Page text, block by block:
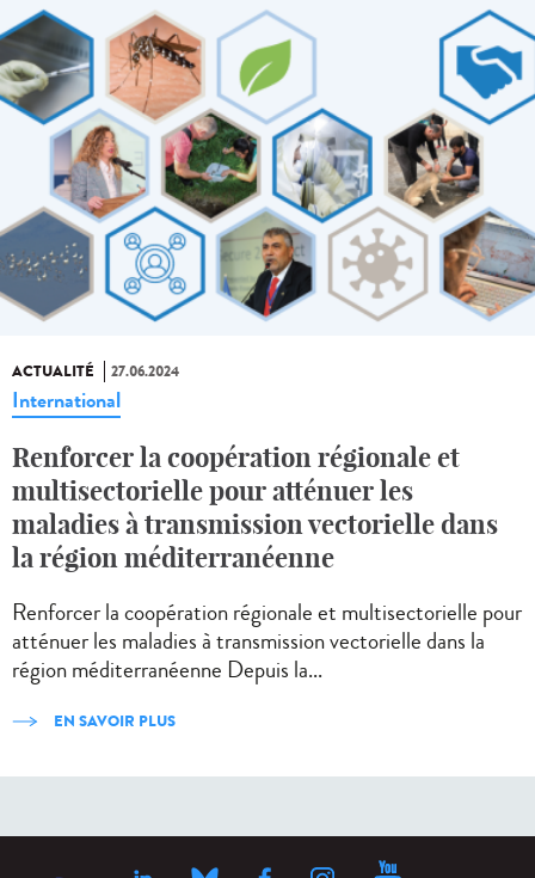
ACTUALITÉ 27.06.2024
International
Renforcer la coopération régionale et
multisectorielle pour atténuer les
maladies à transmission vectorielle dans
la région méditerranéenne
Renforcer la coopération régionale et multisectorielle pour
atténuer les maladies à transmission vectorielle dans la
région méditerranéenne Depuis la...
EN SAVOIR PLUS